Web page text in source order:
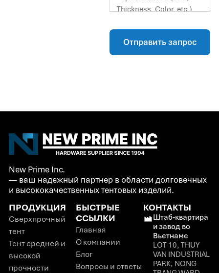
Отправить запрос
New Prime Inc.
— ваш надежный партнер в области долговечных
и высококачественных тентовых изделий.
ПРОДУКЦИЯ
Сверхпрочный
тент
Тент средней и
высокой
прочности
БЫСТРЫЕ
ССЫЛКИ
Главная
О компании
Блог
Вопросы и ответы
КОНТАКТЫ
Штаб-квартира
и завод во
Вьетнаме
LOT 10, THUY
VAN INDUSTRIAL
PARK, NONG